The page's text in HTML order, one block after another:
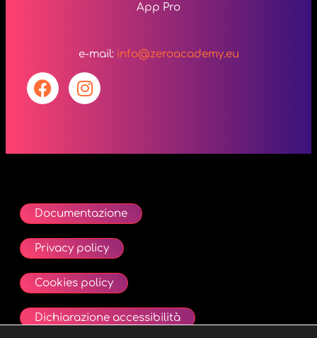
App Pro
e-mail: info@zeroacademy.eu
Documentazione
Privacy policy
Cookies policy
Dichiarazione accessibilità